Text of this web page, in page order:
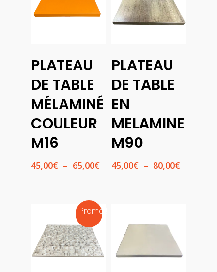
Des
Options
PLATEAU
DE TABLE
MÉLAMINÉ
COULEUR
M16
45,00€ – 65,00€Plage
à
65,00€
Des
Options
PLATEAU
DE TABLE
EN
MELAMINE
M90
45,00€ – 80,00€Plage
Promo !